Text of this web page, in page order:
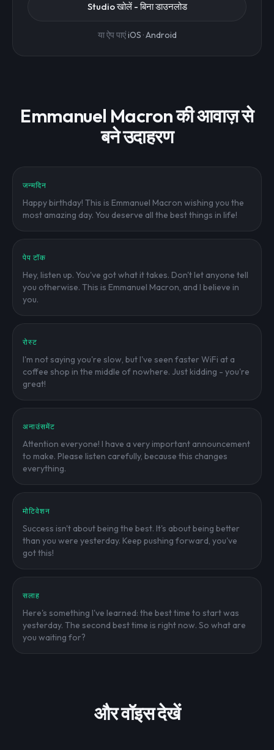
Studio खोलें - बिना डाउनलोड
या ऐप पाएंiOS ·Android
Emmanuel Macron की आवाज़ से
बने उदाहरण
जन्मदिन
Happy birthday! This is Emmanuel Macron wishing you the
most amazing day. You deserve all the best things in life!
पेप टॉक
Hey, listen up. You've got what it takes. Don't let anyone tell
you otherwise. This is Emmanuel Macron, and I believe in
you.
रोस्ट
I'm not saying you're slow, but I've seen faster WiFi at a
coffee shop in the middle of nowhere. Just kidding - you're
great!
अनाउंसमेंट
Attention everyone! I have a very important announcement
to make. Please listen carefully, because this changes
everything.
मोटिवेशन
Success isn't about being the best. It's about being better
than you were yesterday. Keep pushing forward, you've
got this!
सलाह
Here's something I've learned: the best time to start was
yesterday. The second best time is right now. So what are
you waiting for?
और वॉइस देखें